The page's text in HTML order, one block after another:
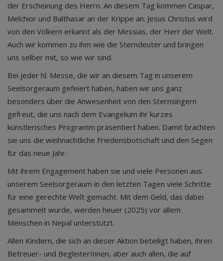
der Erscheinung des Herrn. An diesem Tag kommen Caspar,
Melchior und Balthasar an der Krippe an. Jesus Christus wird
von den Völkern erkannt als der Messias, der Herr der Welt.
Auch wir kommen zu ihm wie die Sterndeuter und bringen
uns selber mit, so wie wir sind.
Bei jeder hl. Messe, die wir an diesem Tag in unserem
Seelsorgeraum gefeiert haben, haben wir uns ganz
besonders über die Anwesenheit von den Sternsingern
gefreut, die uns nach dem Evangelium ihr kurzes
künstlerisches Programm präsentiert haben. Damit brachten
sie uns die weihnachtliche Friedensbotschaft und den Segen
für das neue Jahr.
Mit ihrem Engagement haben sie und viele Personen aus
unserem Seelsorgeraum in den letzten Tagen viele Schritte
für eine gerechte Welt gemacht. Mit dem Geld, das dabei
gesammelt wurde, werden heuer (2025) vor allem
Menschen in Nepal unterstützt.
Allen Kindern, die sich an dieser Aktion beteiligt haben, ihren
Betreuer- und BegleiterInnen, aber auch allen, die auf